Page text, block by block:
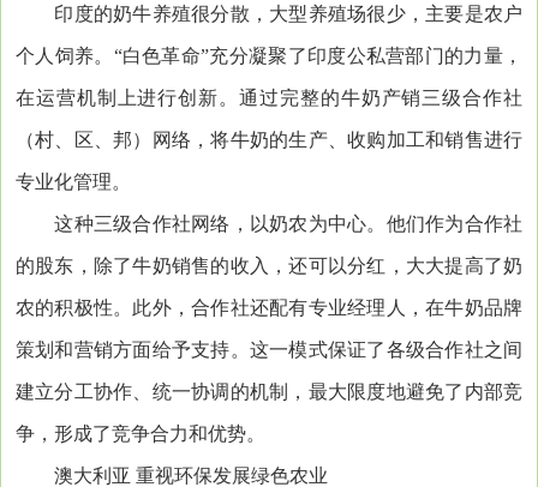
印度的奶牛养殖很分散，大型养殖场很少，主要是农户
个人饲养。“白色革命”充分凝聚了印度公私营部门的力量，
在运营机制上进行创新。通过完整的牛奶产销三级合作社
（村、区、邦）网络，将牛奶的生产、收购加工和销售进行
专业化管理。
这种三级合作社网络，以奶农为中心。他们作为合作社
的股东，除了牛奶销售的收入，还可以分红，大大提高了奶
农的积极性。此外，合作社还配有专业经理人，在牛奶品牌
策划和营销方面给予支持。这一模式保证了各级合作社之间
建立分工协作、统一协调的机制，最大限度地避免了内部竞
争，形成了竞争合力和优势。
澳大利亚 重视环保发展绿色农业